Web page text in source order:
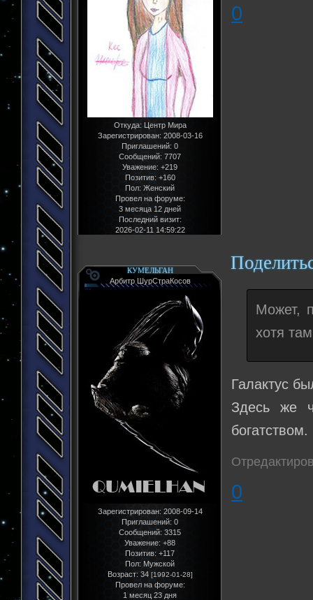
Откуда:Центр Мира
Зарегистрирован: 2008-03-16
Приглашений: 0
Сообщений: 7707
Уважение: +219
Позитив: +160
Пол:Женский
Провел на форуме:
3 месяца 12 дней
Последний визит:
2026-02-11 14:59:22
0
КУМЕЛЬГАН
Арбитр ШурСтраКосов
Зарегистрирован: 2008-09-14
Приглашений: 0
Сообщений: 3315
Уважение: +88
Позитив: +117
Пол: Мужской
Возраст: 34 [1992-01-28]
Провел на форуме:
1 месяц 23 дня
Может,
хотя
Галактус
Здесь же
богатством.
0